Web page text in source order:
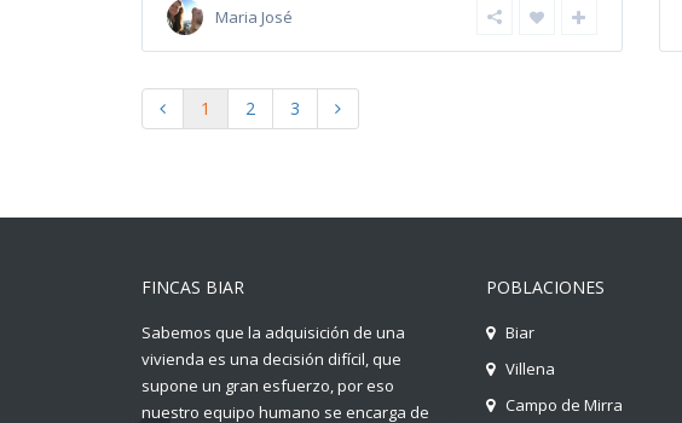
Maria José
1 2 3
FINCAS BIAR
Sabemos que la adquisición de una
vivienda es una decisión difícil, que
supone un gran esfuerzo, por eso
nuestro equipo humano se encarga de
POBLACIONES
Biar
Villena
Campo de Mirra